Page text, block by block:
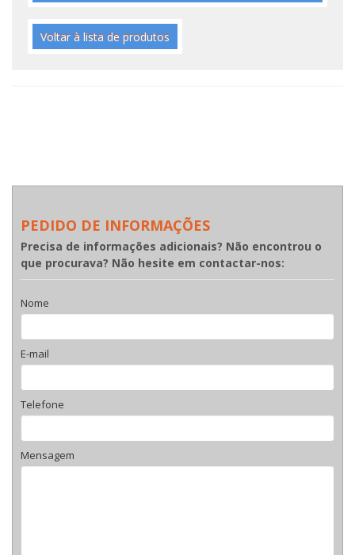
Voltar à lista de produtos
PEDIDO DE INFORMAÇÕES
Precisa de informações adicionais? Não encontrou o
que procurava? Não hesite em contactar-nos:
Nome
E-mail
Telefone
Mensagem